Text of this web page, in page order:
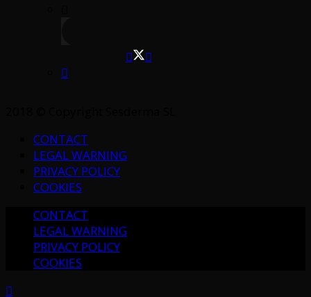
CONTACT
LEGAL WARNING
PRIVACY POLICY
COOKIES
CONTACT
LEGAL WARNING
PRIVACY POLICY
COOKIES